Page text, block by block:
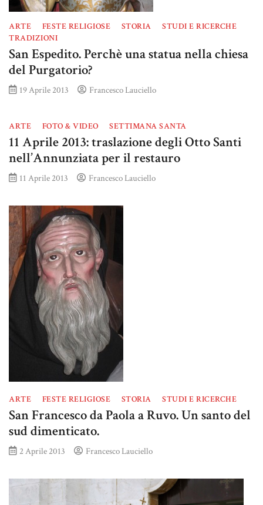
ARTE FESTE RELIGIOSE STORIA
STUDI E RICERCHE
TRADIZIONI
San Espedito. Perchè una statua nella chiesa
del Purgatorio?
19 Aprile 2013 Francesco Lauciello
ARTE FOTO & VIDEO SETTIMANA SANTA
11 Aprile 2013: traslazione degli Otto Santi
nell’Annunziata per il restauro
11 Aprile 2013 Francesco Lauciello
ARTE FESTE RELIGIOSE STORIA STUDI E RICERCHE
San Francesco da Paola a Ruvo. Un santo del
sud dimenticato.
2 Aprile 2013 Francesco Lauciello